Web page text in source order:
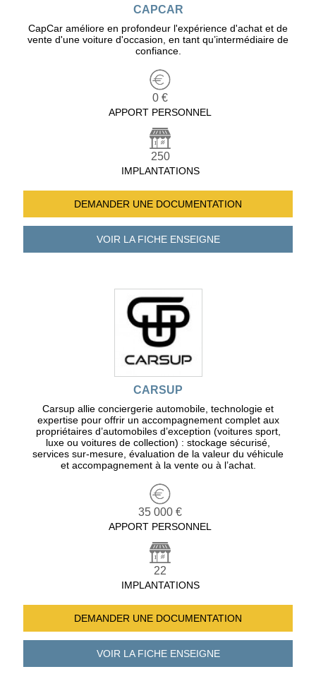
CAPCAR
CapCar améliore en profondeur l'expérience d'achat et de
vente d'une voiture d'occasion, en tant qu’intermédiaire de
confiance.
0 €
APPORT PERSONNEL
250
IMPLANTATIONS
DEMANDER UNE DOCUMENTATION
VOIR LA FICHEENSEIGNE
CARSUP
Carsup allie conciergerie automobile, technologie et
expertise pour offrir un accompagnement complet aux
propriétaires d’automobiles d’exception (voitures sport,
luxe ou voitures de collection) : stockage sécurisé,
services sur-mesure, évaluation de la valeur du véhicule
et accompagnement à la vente ou à l’achat.
35 000 €
APPORT PERSONNEL
22
IMPLANTATIONS
DEMANDER UNE DOCUMENTATION
VOIR LA FICHEENSEIGNE